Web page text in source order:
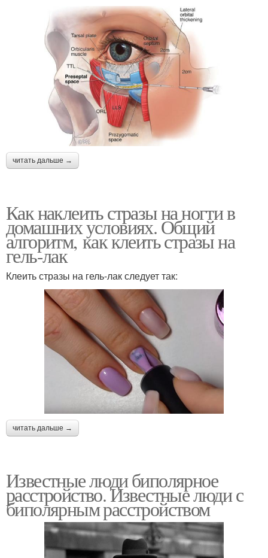
читать дальше →
Как наклеить стразы на ногти в
домашних условиях. Общий
алгоритм, как клеить стразы на
гель-лак
Клеить стразы на гель-лак следует так:
читать дальше →
Известные люди биполярное
расстройство. Известные люди с
биполярным расстройством